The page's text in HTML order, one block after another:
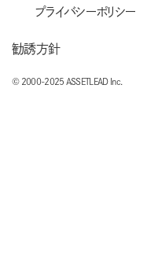
プライバシーポリシー
勧誘方針
© 2000-2025 ASSETLEAD Inc.